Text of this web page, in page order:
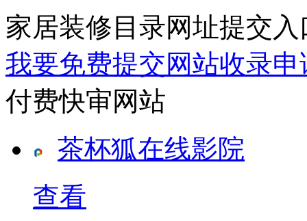
家居装修目录网址提交入
我要免费提交网站收录申
付费快审网站
茶杯狐在线影院
查看